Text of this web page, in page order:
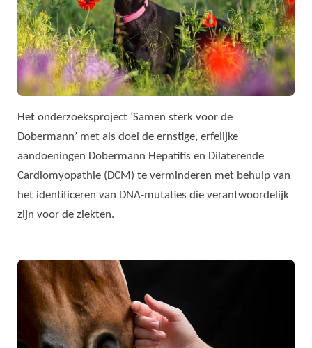
Het onderzoeksproject ‘Samen sterk voor de
Dobermann’ met als doel de ernstige, erfelijke
aandoeningen Dobermann Hepatitis en Dilaterende
Cardiomyopathie (DCM) te verminderen met behulp van
het identificeren van DNA-mutaties die verantwoordelijk
zijn voor de ziekten.